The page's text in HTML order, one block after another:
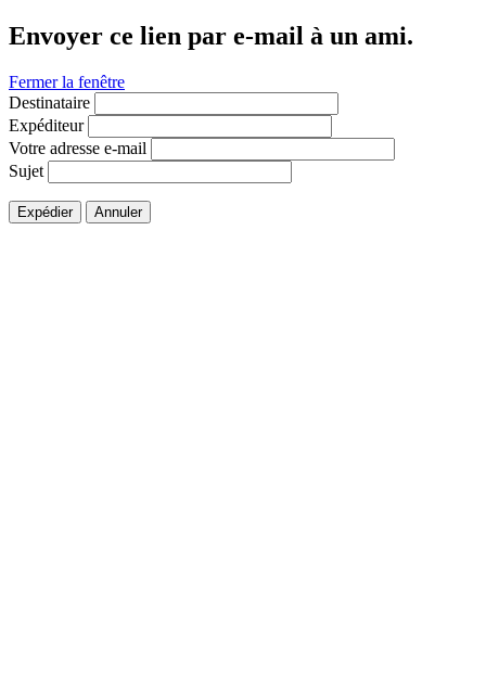
Envoyer ce lien par e-mail à un ami.
Fermer la fenêtre
Destinataire
Expéditeur
Votre adresse e-mail
Sujet
Expédier Annuler